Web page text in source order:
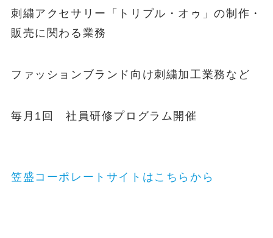
刺繍アクセサリー「トリプル・オゥ」の制作・
販売に関わる業務
ファッションブランド向け刺繍加工業務など
毎月1回 社員研修プログラム開催
笠盛コーポレートサイトはこちらから